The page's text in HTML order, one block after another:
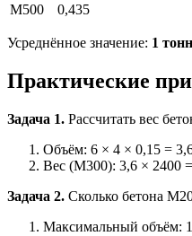
М500
0,435
Усреднённое значение: 1
Практические
Задача 1. Рассчитать вес
Объём: 6 × 4 × 0,15 =
Вес (М300): 3,6 × 2400 =
Задача 2. Сколько бетона
Максимальный объём: